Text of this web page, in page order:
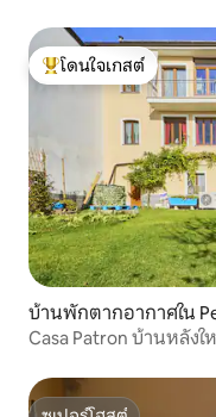
โดนใจเกสต์ที่สุด
โดนใจเกสต์
บ้านพักตากอากาศใน
Casa Patron บ้านหลัง